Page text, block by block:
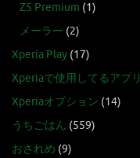
Z5 Premium (1)
メーラー (2)
Xperia Play (17)
Xperiaで使用してるアプリ
Xperiaオプション (14)
うちごはん (559)
おされめ (9)